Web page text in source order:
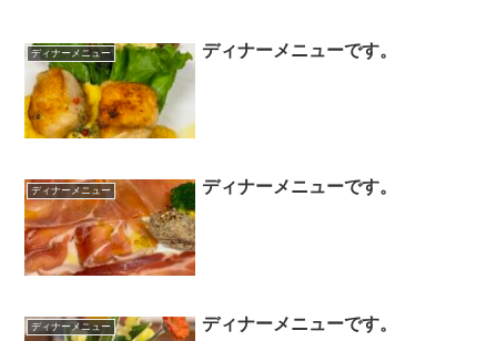
ディナーメニュー ディナーメニューです。
ディナーメニュー ディナーメニューです。
ディナーメニュー ディナーメニューです。